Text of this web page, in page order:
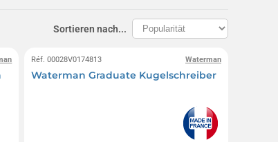
Sortieren nach...
Waterman
Réf. 00028V0174813
Waterman Graduate Kugelschreiber